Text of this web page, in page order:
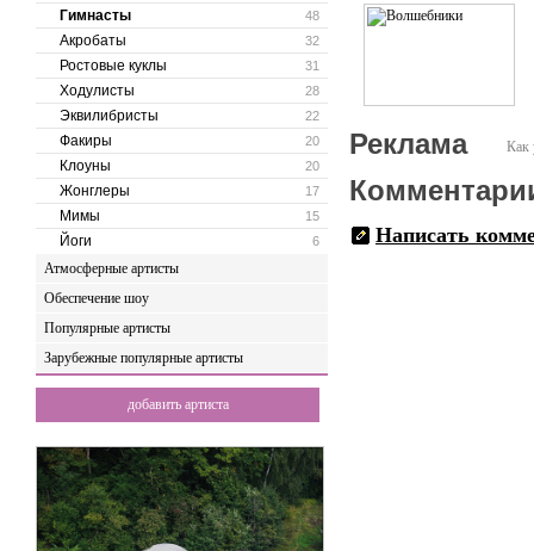
48
Гимнасты
32
Акробаты
31
Ростовые куклы
28
Ходулисты
22
Эквилибристы
20
Факиры
20
Клоуны
17
Жонглеры
15
Мимы
6
Йоги
Атмосферные артисты
Обеспечение шоу
Популярные артисты
Зарубежные популярные артисты
добавить артиста
Как
Реклама
Написать